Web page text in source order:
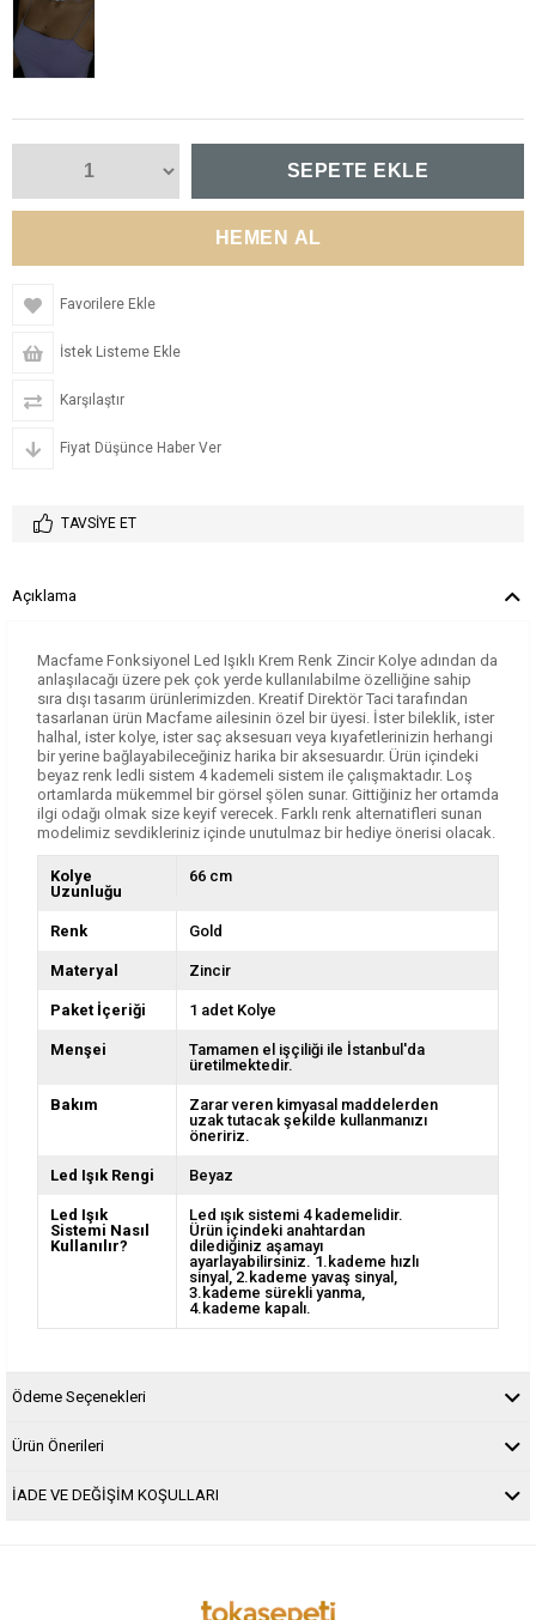
Favorilere Ekle
İstek Listeme Ekle
Karşılaştır
Fiyat Düşünce Haber Ver
TAVSIYE ET
Açıklama
Macfame Fonksiyonel Led Işıklı Krem Renk Zincir Kolye adından da
anlaşılacağı üzere pek çok yerde kullanılabilme özelliğine sahip
sıra dışı tasarım ürünlerimizden. Kreatif Direktör Taci tarafından
tasarlanan ürün Macfame ailesinin özel bir üyesi. İster bileklik, ister
halhal, ister kolye, ister saç aksesuarı veya kıyafetlerinizin herhangi
bir yerine bağlayabileceğiniz harika bir aksesuardır. Ürün içindeki
beyaz renk ledli sistem 4 kademeli sistem ile çalışmaktadır. Loş
ortamlarda mükemmel bir görsel şölen sunar. Gittiğiniz her ortamda
ilgi odağı olmak size keyif verecek. Farklı renk alternatifleri sunan
modelimiz sevdikleriniz içinde unutulmaz bir hediye önerisi olacak.
Kolye
Uzunluğu
66 cm
Renk Gold
Materyal Zincir
Paket İçeriği 1 adet Kolye
Menşei
Tamamen el işçiliği ile İstanbul'da
üretilmektedir.
Bakım
Zarar veren kimyasal maddelerden
uzak tutacak şekilde kullanmanızı
öneririz.
Led Işık Rengi Beyaz
Led Işık
Sistemi Nasıl
Kullanılır?
Led ışık sistemi 4 kademelidir.
Ürün içindeki anahtardan
dilediğiniz aşamayı
ayarlayabilirsiniz. 1.kademe hızlı
sinyal, 2.kademe yavaş sinyal,
3.kademe sürekli yanma,
4.kademe kapalı.
Ödeme Seçenekleri
Ürün Önerileri
İADE VE DEĞİŞİM KOŞULLARI